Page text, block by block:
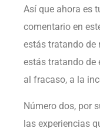
Así que ahora es
comentario en
estás tratando de
estás tratando de
al fracaso, a la
Número dos, por
las experiencias